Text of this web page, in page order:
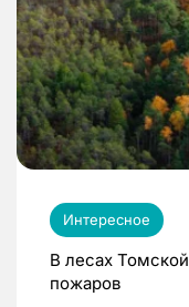
Интересное
В лесах
пожаров